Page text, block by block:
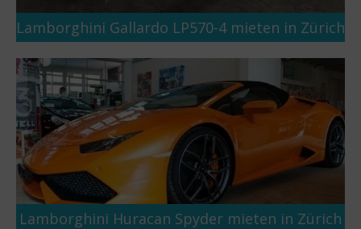
Lamborghini Gallardo LP570-4 mieten in Zürich
Lamborghini Huracan Spyder mieten in Zürich